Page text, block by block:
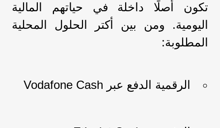
تكون أصلًا داخلة في حياتهم المالية
اليومية. ومن بين أكتر الحلول المحلية
المطلوبة:
الرقمية الدفع عبر Vodafone Cash